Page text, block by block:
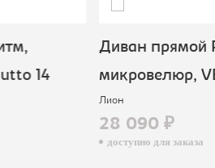
14
Диван прямой
микровелюр,
Лион
28 090 ₽
доступно для заказа